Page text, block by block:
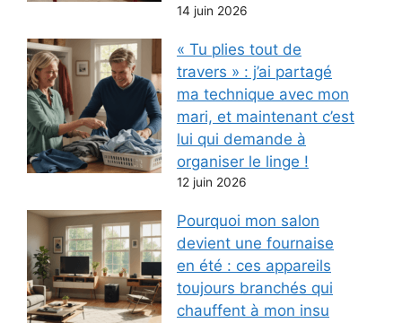
14 juin 2026
« Tu plies tout de
travers » : j’ai partagé
ma technique avec mon
mari, et maintenant c’est
lui qui demande à
organiser le linge !
12 juin 2026
Pourquoi mon salon
devient une fournaise
en été : ces appareils
toujours branchés qui
chauffent à mon insu